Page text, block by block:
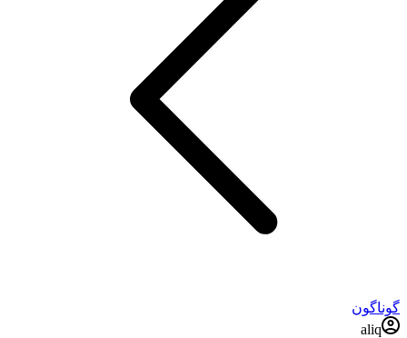
گوناگون
aliq